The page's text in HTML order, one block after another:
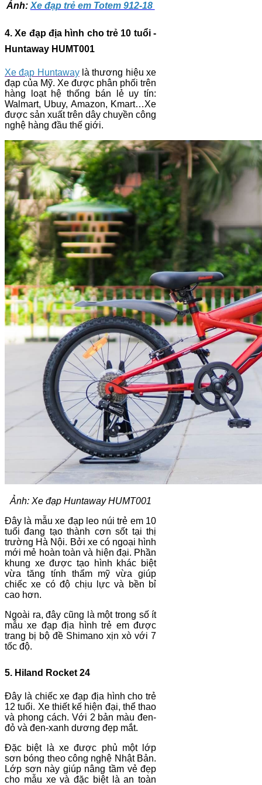
Ảnh: Xe đạp trẻ em Totem 912-18
4. Xe đạp địa hình cho trẻ 10 tuổi -
Huntaway HUMT001
Xe đạp Huntawaylà thương hiệu xe
đạp của Mỹ. Xe được phân phối trên
hàng loạt hệ thống bán lẻ uy tín:
Walmart, Ubuy, Amazon, Kmart…Xe
được sản xuất trên dây chuyền công
nghệ hàng đầu thế giới.
Ảnh: Xe đạp Huntaway HUMT001
Đây là mẫu xe đạp leo núi trẻ em 10
tuổi đang tạo thành cơn sốt tại thị
trường Hà Nội. Bởi xe có ngoại hình
mới mẻ hoàn toàn và hiện đại. Phần
khung xe được tạo hình khác biệt
vừa tăng tính thẩm mỹ vừa giúp
chiếc xe có độ chịu lực và bền bỉ
cao hơn.
Ngoài ra, đây cũng là một trong số ít
mẫu xe đạp địa hình trẻ em được
trang bị bộ đề Shimano xịn xò với 7
tốc độ.
5. Hiland Rocket 24
Đây là chiếc xe đạp địa hình cho trẻ
12 tuổi. Xe thiết kế hiện đại, thể thao
và phong cách. Với 2 bản màu đen-
đỏ và đen-xanh dương đẹp mắt.
Đặc biệt là xe được phủ một lớp
sơn bóng theo công nghệ Nhật Bản.
Lớp sơn này giúp nâng tầm vẻ đẹp
cho mẫu xe và đặc biệt là an toàn